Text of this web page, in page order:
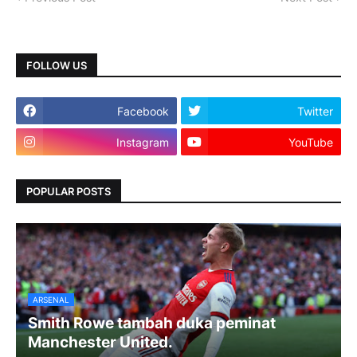
FOLLOW US
Facebook Twitter
Instagram YouTube
POPULAR POSTS
ARSENAL
Smith Rowe tambah duka peminat
Manchester United.